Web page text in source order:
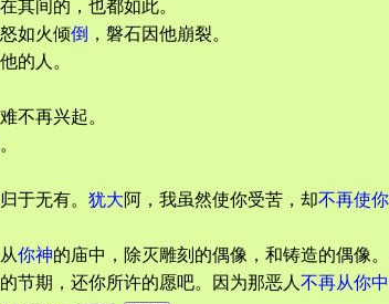
其间的，也都如此。
如火倾倒 ，磐石因他崩裂。
的人。
不再兴起。
。
于无有。 犹大阿，我虽然使你受苦，却不再使
你神的庙中，除灭雕刻的偶像，和铸造的偶像
节期，还你所许的愿吧。因为那恶人 不再从你